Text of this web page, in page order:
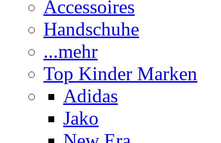
Accessoires
Handschuhe
...mehr
Top Kinder Marken
Adidas
Jako